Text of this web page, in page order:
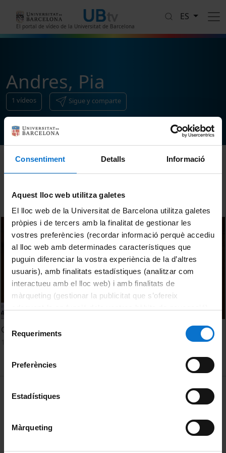
Consentiment Detalls Informació
Aquest lloc web utilitza galetes
El lloc web de la Universitat de Barcelona utilitza galetes
pròpies i de tercers amb la finalitat de gestionar les
vostres preferències (recordar informació perquè accediu
al lloc web amb determinades característiques que
puguin diferenciar la vostra experiència de la d’altres
usuaris), amb finalitats estadístiques (analitzar com
interactueu amb el lloc web) i amb finalitats de
màrqueting (gestionar la publicitat que s’ofereix
consultar laPolítica de galetes del lloc web de la
de Requeriments
Preferències
Estadístiques
Màrqueting
El portal de vídeo de la Universitat de Barcelona
ES
Andres, Pia
1 vídeos Sigue y comparte
Ordenar
Green Jobs and Innovation
MENÚ PEU 1
Política de Cookies
Privacidad y términos